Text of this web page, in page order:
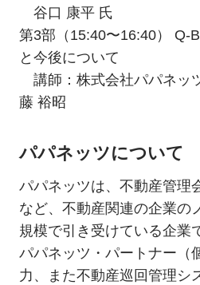
谷口 康平 氏
第3部（15:40〜16:40） Q-
と今後について
講師：株式会社パパネッ
藤 裕昭
パパネッツについて
パパネッツは、不動産管理
など、不動産関連の企業の
規模で引き受けている企業
パパネッツ・パートナー（
力、また不動産巡回管理シ